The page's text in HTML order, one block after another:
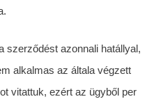
szerződést azonnali hatállyal,
alkalmas az általa végzett
vitattuk, ezért az ügyből per